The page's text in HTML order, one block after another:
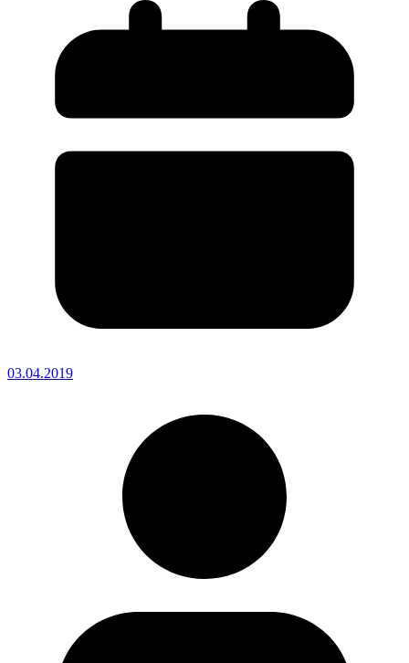
03.04.2019